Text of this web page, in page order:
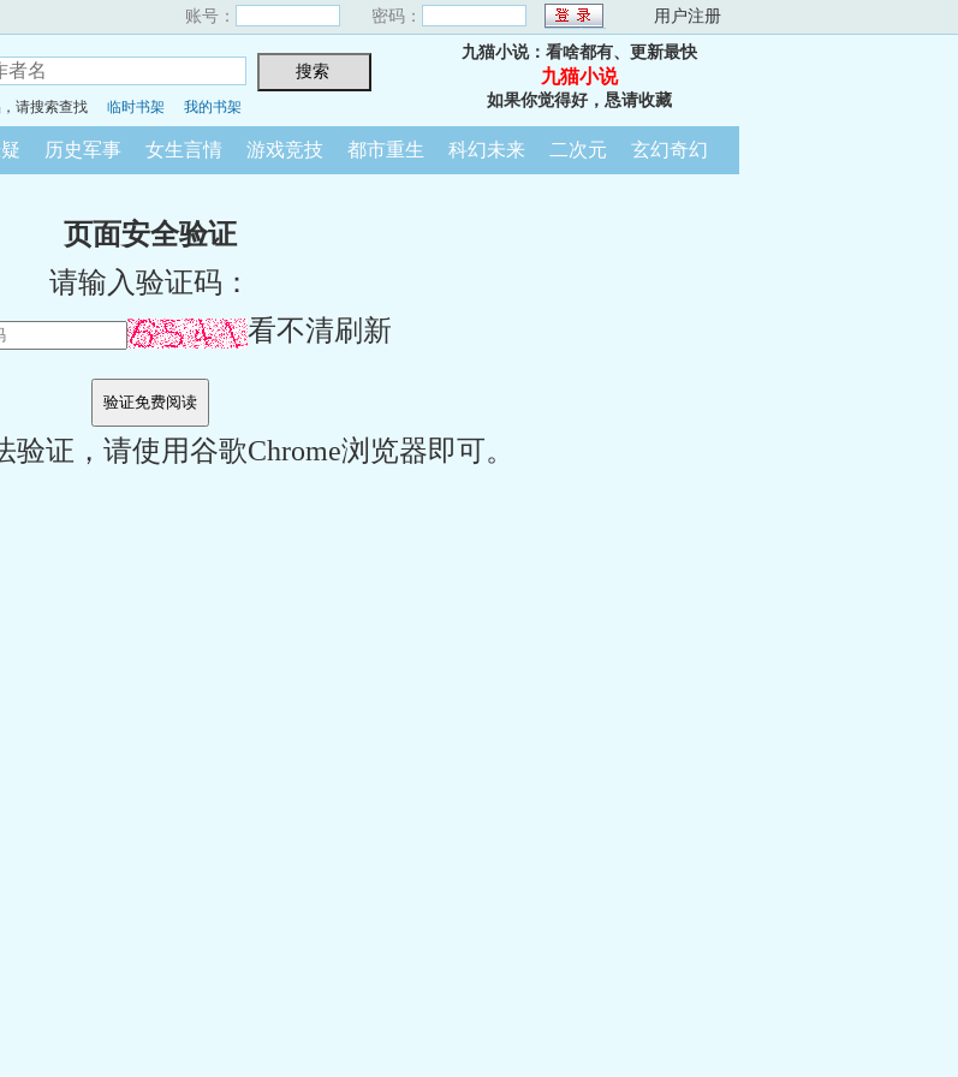
账号： 密码： 用户注册
请搜索查找 临时书架 我的书架
九猫小说：看啥都有、更新最快
九猫小说
如果你觉得好，恳请收藏
历史军事 女生言情 游戏竞技 都市重生 科幻未来 二次元 玄幻奇幻
页面安全验证
请输入验证码：
看不清刷新
证，请使用谷歌Chrome浏览器即可。